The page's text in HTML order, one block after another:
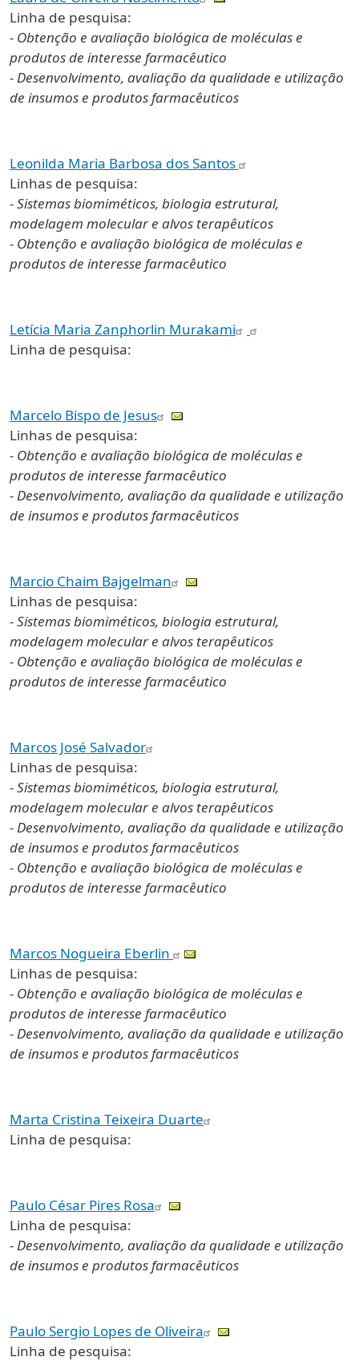
Linha de pesquisa:
- Obtenção e avaliação biológica de moléculas e
produtos de interesse farmacêutico
- Desenvolvimento, avaliação da qualidade e utilização
de insumos e produtos farmacêuticos
Leonilda Maria Barbosa dos Santos
Linhas de pesquisa:
- Sistemas biomiméticos, biologia estrutural,
modelagem molecular e alvos terapêuticos
- Obtenção e avaliação biológica de moléculas e
produtos de interesse farmacêutico
Letícia Maria Zanphorlin Murakami
Linha de pesquisa:
Marcelo Bispo de Jesus
Linhas de pesquisa:
- Obtenção e avaliação biológica de moléculas e
produtos de interesse farmacêutico
- Desenvolvimento, avaliação da qualidade e utilização
de insumos e produtos farmacêuticos
Marcio Chaim Bajgelman
Linhas de pesquisa:
- Sistemas biomiméticos, biologia estrutural,
modelagem molecular e alvos terapêuticos
- Obtenção e avaliação biológica de moléculas e
produtos de interesse farmacêutico
Marcos José Salvador
Linhas de pesquisa:
- Sistemas biomiméticos, biologia estrutural,
modelagem molecular e alvos terapêuticos
- Desenvolvimento, avaliação da qualidade e utilização
de insumos e produtos farmacêuticos
- Obtenção e avaliação biológica de moléculas e
produtos de interesse farmacêutico
Marcos Nogueira Eberlin
Linhas de pesquisa:
- Obtenção e avaliação biológica de moléculas e
produtos de interesse farmacêutico
- Desenvolvimento, avaliação da qualidade e utilização
de insumos e produtos farmacêuticos
Marta Cristina Teixeira Duarte
Linha de pesquisa:
Paulo César Pires Rosa
Linha de pesquisa:
- Desenvolvimento, avaliação da qualidade e utilização
de insumos e produtos farmacêuticos
Paulo Sergio Lopes de Oliveira
Linha de pesquisa: